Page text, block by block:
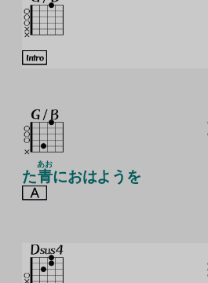
た青
あお
におはようを